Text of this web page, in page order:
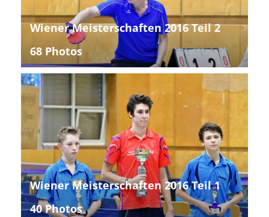
Wiener Meisterschaften 2016 Teil 2
68 Photos
Wiener Meisterschaften 2016 Teil 1
40 Photos